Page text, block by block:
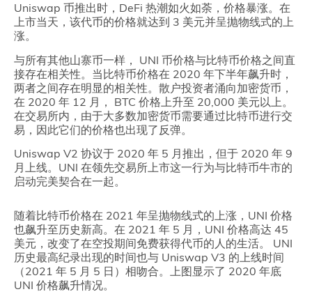
Uniswap 币推出时，DeFi 热潮如火如荼，价格暴涨。在
上市当天，该代币的价格就达到 3 美元并呈抛物线式的上
涨。
与所有其他山寨币一样， UNI 币价格与比特币价格之间直
接存在相关性。当比特币价格在 2020 年下半年飙升时，
两者之间存在明显的相关性。散户投资者涌向加密货币，
在 2020 年 12 月， BTC 价格上升至 20,000 美元以上。
在交易所内，由于大多数加密货币需要通过比特币进行交
易，因此它们的价格也出现了反弹。
Uniswap V2 协议于 2020 年 5 月推出，但于 2020 年 9
月上线。UNI 在领先交易所上市这一行为与比特币牛市的
启动完美契合在一起。
随着比特币价格在 2021 年呈抛物线式的上涨，UNI 价格
也飙升至历史新高。在 2021 年 5 月，UNI 价格高达 45
美元，改变了在空投期间免费获得代币的人的生活。 UNI
历史最高纪录出现的时间也与 Uniswap V3 的上线时间
（2021 年 5 月 5 日）相吻合。上图显示了 2020 年底
UNI 价格飙升情况。